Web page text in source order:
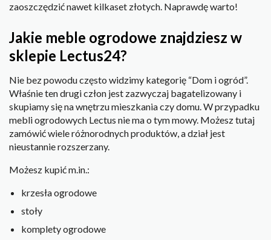
zaoszczędzić nawet kilkaset złotych. Naprawdę warto!
Jakie meble ogrodowe znajdziesz w
sklepie Lectus24?
Nie bez powodu często widzimy kategorię “Dom i ogród”.
Właśnie ten drugi człon jest zazwyczaj bagatelizowany i
skupiamy się na wnętrzu mieszkania czy domu. W przypadku
mebli ogrodowych Lectus nie ma o tym mowy. Możesz tutaj
zamówić wiele różnorodnych produktów, a dział jest
nieustannie rozszerzany.
Możesz kupić m.in.:
krzesła ogrodowe
stoły
komplety ogrodowe